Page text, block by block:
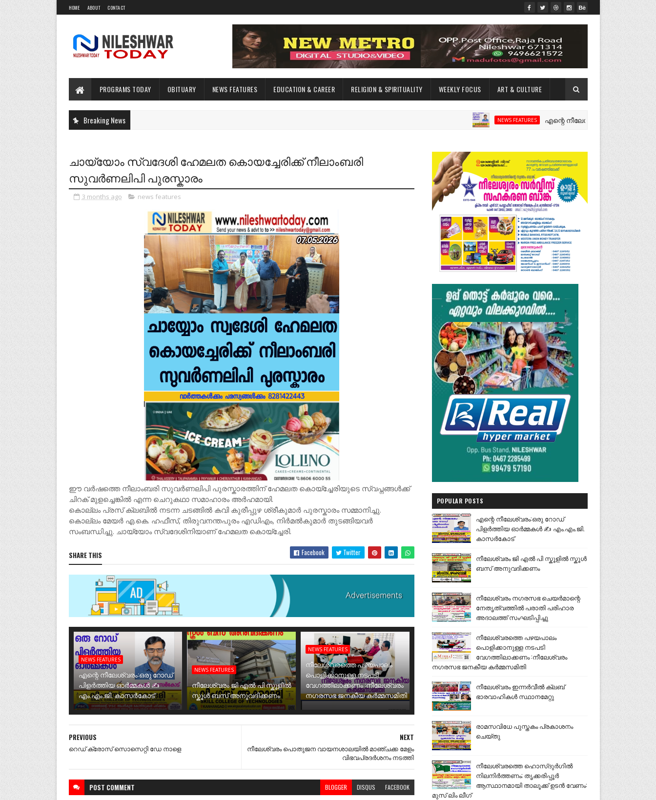
HOME ABOUT CONTACT
PROGRAMS TODAY OBITUARY NEWS FEATURES EDUCATION & CAREER RELIGION & SPIRITUALITY WEEKLY FOCUS ART & CULTURE
Breaking News NEWS FEATURES എന്റെ നീലേശ്വരം:ഒരു റോഡ് പിളർത്തിയ
ചായ്യോം സ്വദേശി ഹേമലത കൊയച്ചേരിക്ക് നീലാംബരി
സുവർണലിപി പുരസ്കാരം
3 months ago news features
ഈ വർഷത്തെ നീലാംബരി സുവർണലിപി പുരസ്കാരത്തിന് ഹേമലത കൊയ്ച്ചേരിയുടെ സ്വപ്നങ്ങൾക്ക്
ചിറക് മുളച്ചെങ്കിൽ എന്ന ചെറുകഥാ സമാഹാരം അർഹമായി.
കൊല്ലം പ്രസ് ക്ലബിൽ നടന്ന ചടങ്ങിൽ കവി കുരീപ്പുഴ ശ്രീകുമാർ പുരസ്കാരം സമ്മാനിച്ചു.
കൊല്ലം മേയർ എ.കെ. ഹഫീസ്, തിരുവനന്തപുരം എഡിഎം, നിർമൽകുമാർ തുടങ്ങിയവർ
സംബന്ധിച്ചു. ചായ്യോം സ്വദേശിനിയാണ് ഹേമലത കൊയ്ച്ചേരി.
SHARE THIS Facebook Twitter
NEWS FEATURES
എന്റെ നീലേശ്വരം:ഒരു റോഡ്
പിളർത്തിയ ഓർമ്മകൾ ✍️
എം.എം.ജി. കാസർകോട്
NEWS FEATURES
നീലേശ്വരം ജി എൽ പി സ്കൂളിൽ
സ്കൂൾ ബസ് അനുവദിക്കണം
NEWS FEATURES
നീലേശ്വരത്തെ പഴയപാലം
പൊളിക്കാനുള്ള നടപടി
വേഗത്തിലാക്കണം :നീലേശ്വരം
നഗരസഭ ജനകീയ കർമ്മസമിതി
NEXT
നീലേശ്വരം പൊതുജന വായനശാലയിൽ മാഞ്ചക്ക മേളം
വിഭവപ്രദർശനം നടത്തി
PREVIOUS
റെഡ്‌ ക്രോസ്‌ സൊസെറ്റി ഡേ നാളെ
POST COMMENT BLOGGER DISQUS FACEBOOK
POPULAR POSTS
എന്റെ നീലേശ്വരം:ഒരു റോഡ്
പിളർത്തിയ ഓർമ്മകൾ ✍️ എം.എം.ജി.
കാസർകോട്
നീലേശ്വരം ജി എൽ പി സ്കൂളിൽ സ്കൂൾ
ബസ് അനുവദിക്കണം
നീലേശ്വരം നഗരസഭ ചെയർമാന്റെ
നേതൃത്വത്തിൽ പരാതി പരിഹാര
അദാലത്ത് സംഘടിപ്പിച്ചു
നീലേശ്വരത്തെ പഴയപാലം
പൊളിക്കാനുള്ള നടപടി
വേഗത്തിലാക്കണം :നീലേശ്വരം
നഗരസഭ ജനകീയ കർമ്മസമിതി
നീലേശ്വരം ഇന്നർവീൽ ക്ലബ്
ഭാരവാഹികൾ സ്ഥാനമേറ്റു
രാമസവിധേ പുസ്തകം പ്രകാശനം
ചെയ്തു
നീലേശ്വരത്തെ ഹൊസ്ദുർഗിൽ
നിലനിർത്തണം; തൃക്കരിപ്പൂർ
ആസ്ഥാനമായി താലൂക്ക് ഉടൻ വേണം:
മുസ് ലിം ലീഗ്